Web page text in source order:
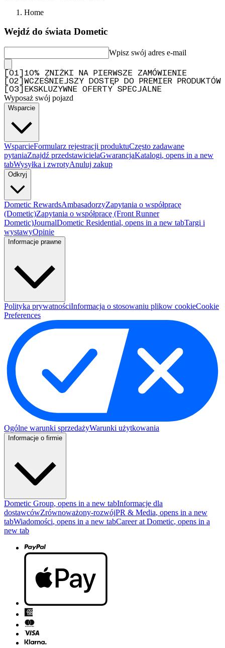
Home
Wejdź do świata Dometic
Wpisz swój adres e-mail
01
10% ZNIŻKI NA PIERWSZE ZAMÓWIENIE
02
WCZEŚNIEJSZY DOSTĘP DO PREMIER PRODUKTÓW
03 EKSKLUZYWNE OFERTY SPECJALNE
Wyposaż swój pojazd
Wsparcie
WsparcieFormularz rejestracji produktuCzęsto zadawane
pytaniaZnajdź przedstawicielaGwarancjaKatalogi, opens in a new
tabWysyłka i zwrotyAnuluj zakup
Odkryj
Dometic RewardsAmbasadorzyZapytania o współpracę
(Dometic)Zapytania o współpracę (Front Runner
Dometic)JournalDometic Residential, opens in a new tabTargi i
wystawyOpinie
Informacje prawne
Polityka prywatnościInformacja o stosowaniu plikow cookieCookie
Preferences
Ogólne warunki sprzedażyWarunki użytkowania
Informacje o firmie
Dometic Group, opens in a new tabInformacje dla
dostawcówZrównoważony-rozwójPR & Media, opens in a new
tabWiadomości, opens in a new tabCareer at Dometic, opens in a
new tab